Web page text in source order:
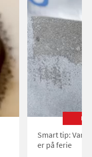
Smart tip:
er på ferie